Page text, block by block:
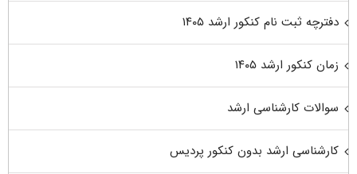
دفترچه ثبت نام کنکور ارشد ۱۴۰۵
زمان کنکور ارشد ۱۴۰۵
سوالات کارشناسی ارشد
کارشناسی ارشد بدون کنکور پردیس